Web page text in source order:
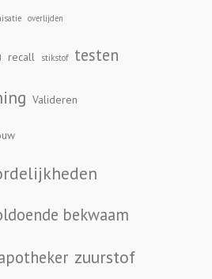
overlijden
recall stikstof testen
Valideren
bekwaam
zuurstof